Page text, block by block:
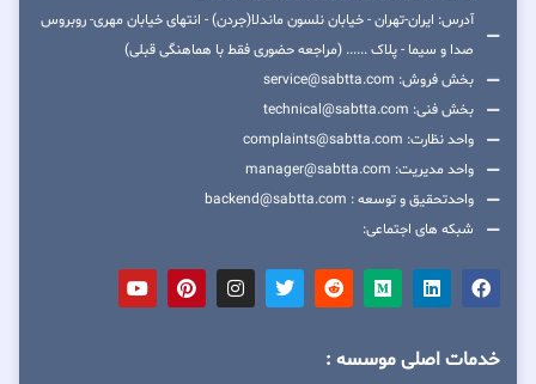
آدرس: ایران-تهران - خیابان نلسون ماندلا(جردن) - انتهای خیابان مهری- روبروس
صدا و سیما - پلاک ...... (مراجعه حضوری فقط با هماهنگی قبلی)
بخش فروش: service@sabtta.com
بخش فنی: technical@sabtta.com
واحد نظارت: complaints@sabtta.com
واحد مدیریت: manager@sabtta.com
واحدتحقیق و توسعه : backend@sabtta.com
شبکه های اجتماعی:
خدمات اصلی موسسه :